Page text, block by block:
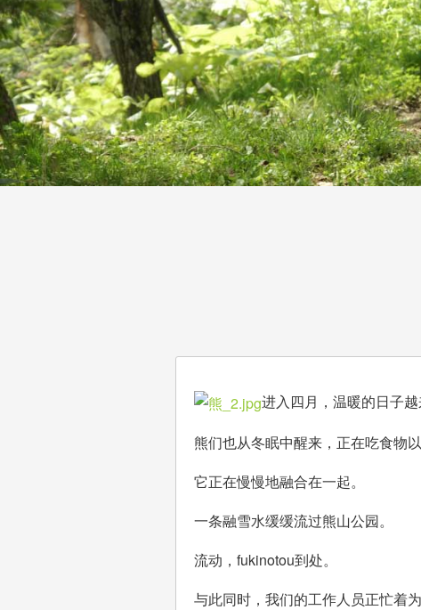
进入四月，温暖的日子越
熊们也从冬眠中醒来，正在吃食物
它正在慢慢地融合在一起。
一条融雪水缓缓流过熊山公园。
流动，fukinotou到处。
与此同时，我们的工作人员正忙着为